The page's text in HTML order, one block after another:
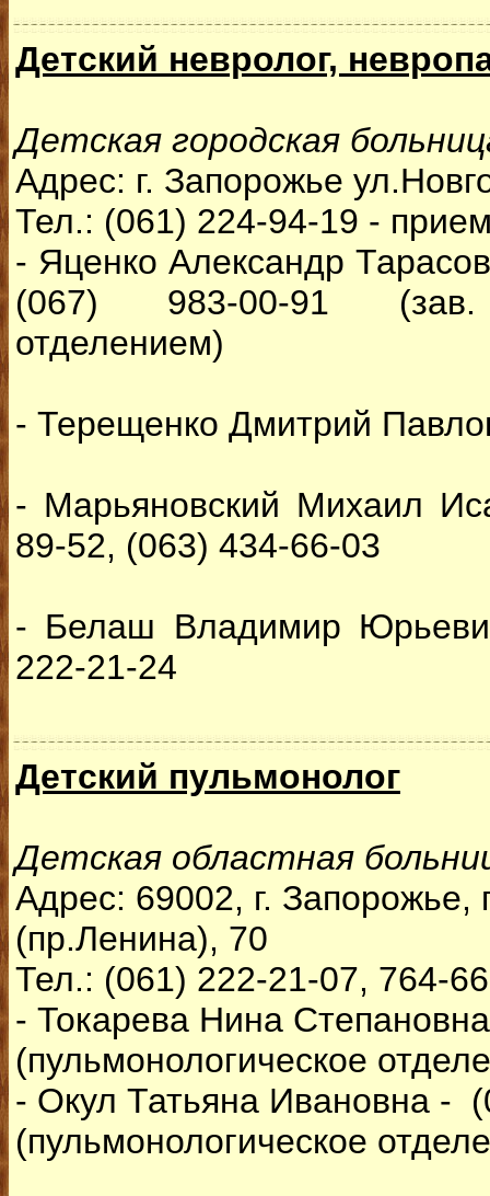
Детский невролог,
Детская городская
Адрес: г. Запорожье
Тел.: (061) 224-94-19 -
- Яценко Александр
(067) 983-00-91 (зав.
отделением)
- Терещенко Дмитрий
- Марьяновский Михаил
89-52, (063) 434-66-03
- Белаш Владимир
222-21-24
Детский пульмонолог
Детская областная
Адрес: 69002, г.
(пр.Ленина), 70
Тел.: (061) 222-21-07, 764-
- Токарева Нина
(пульмонологическое
- Окул Татьяна Ивановна -
(пульмонологическое